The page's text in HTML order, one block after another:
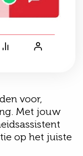
voor,
Met jouw
op het juiste